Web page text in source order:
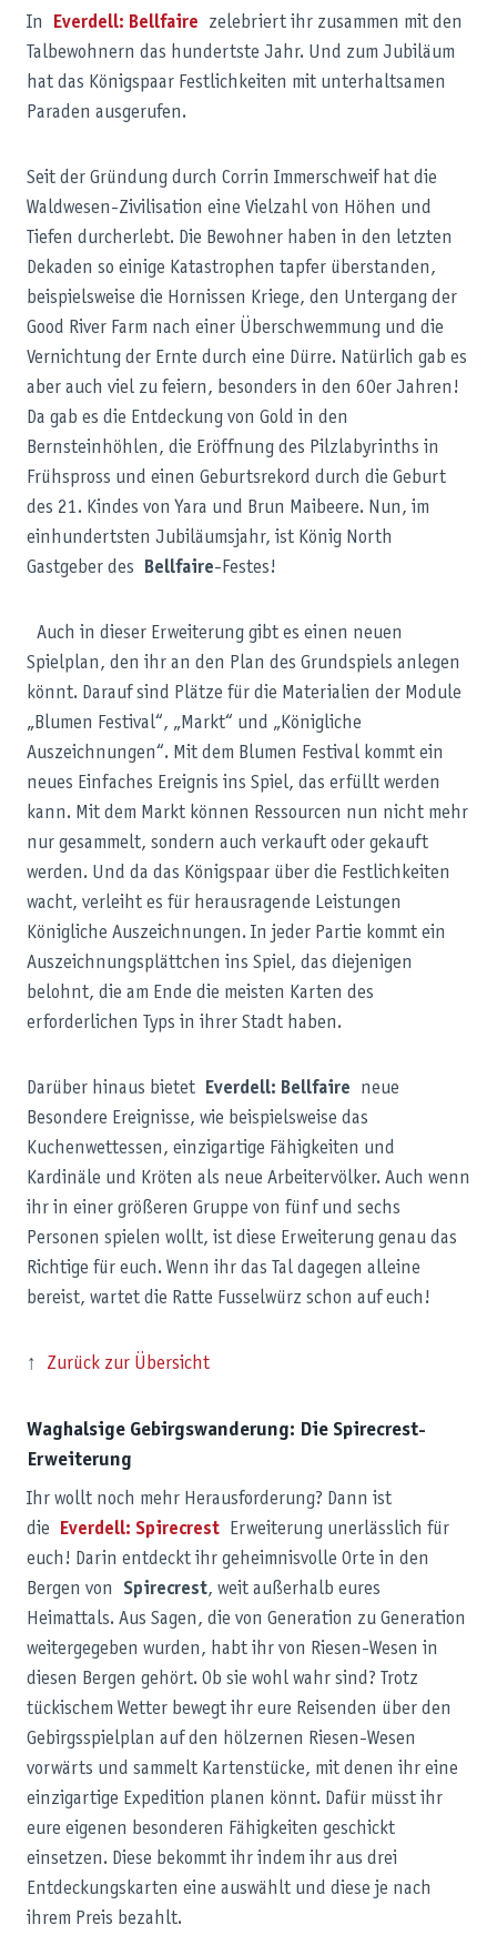
In Everdell: Bellfaire zelebriert ihr zusammen mit den
Talbewohnern das hundertste Jahr. Und zum Jubiläum
hat das Königspaar Festlichkeiten mit unterhaltsamen
Paraden ausgerufen.
Seit der Gründung durch Corrin Immerschweif hat die
Waldwesen-Zivilisation eine Vielzahl von Höhen und
Tiefen durcherlebt. Die Bewohner haben in den letzten
Dekaden so einige Katastrophen tapfer überstanden,
beispielsweise die Hornissen Kriege, den Untergang der
Good River Farm nach einer Überschwemmung und die
Vernichtung der Ernte durch eine Dürre. Natürlich gab es
aber auch viel zu feiern, besonders in den 60er Jahren!
Da gab es die Entdeckung von Gold in den
Bernsteinhöhlen, die Eröffnung des Pilzlabyrinths in
Frühspross und einen Geburtsrekord durch die Geburt
des 21. Kindes von Yara und Brun Maibeere. Nun, im
einhundertsten Jubiläumsjahr, ist König North
Gastgeber des Bellfaire-Festes!
Auch in dieser Erweiterung gibt es einen neuen
Spielplan, den ihr an den Plan des Grundspiels anlegen
könnt. Darauf sind Plätze für die Materialien der Module
„Blumen Festival“, „Markt“ und „Königliche
Auszeichnungen“. Mit dem Blumen Festival kommt ein
neues Einfaches Ereignis ins Spiel, das erfüllt werden
kann. Mit dem Markt können Ressourcen nun nicht mehr
nur gesammelt, sondern auch verkauft oder gekauft
werden. Und da das Königspaar über die Festlichkeiten
wacht, verleiht es für herausragende Leistungen
Königliche Auszeichnungen. In jeder Partie kommt ein
Auszeichnungsplättchen ins Spiel, das diejenigen
belohnt, die am Ende die meisten Karten des
erforderlichen Typs in ihrer Stadt haben.
Darüber hinaus bietet Everdell: Bellfaire neue
Besondere Ereignisse, wie beispielsweise das
Kuchenwettessen, einzigartige Fähigkeiten und
Kardinäle und Kröten als neue Arbeitervölker. Auch wenn
ihr in einer größeren Gruppe von fünf und sechs
Personen spielen wollt, ist diese Erweiterung genau das
Richtige für euch. Wenn ihr das Tal dagegen alleine
bereist, wartet die Ratte Fusselwürz schon auf euch!
↑ Zurück zur Übersicht
Waghalsige Gebirgswanderung: Die Spirecrest-
Erweiterung
Ihr wollt noch mehr Herausforderung? Dann ist
die Everdell: Spirecrest Erweiterung unerlässlich für
euch! Darin entdeckt ihr geheimnisvolle Orte in den
Bergen von Spirecrest, weit außerhalb eures
Heimattals. Aus Sagen, die von Generation zu Generation
weitergegeben wurden, habt ihr von Riesen-Wesen in
diesen Bergen gehört. Ob sie wohl wahr sind? Trotz
tückischem Wetter bewegt ihr eure Reisenden über den
Gebirgsspielplan auf den hölzernen Riesen-Wesen
vorwärts und sammelt Kartenstücke, mit denen ihr eine
einzigartige Expedition planen könnt. Dafür müsst ihr
eure eigenen besonderen Fähigkeiten geschickt
einsetzen. Diese bekommt ihr indem ihr aus drei
Entdeckungskarten eine auswählt und diese je nach
ihrem Preis bezahlt.